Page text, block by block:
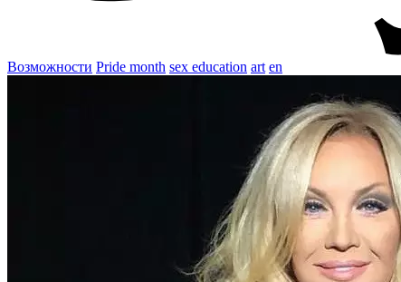
Возможности Pride month sex education art en